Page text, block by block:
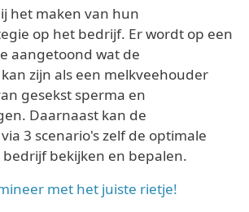
het maken van hun
op het bedrijf. Er wordt op een
aangetoond wat de
zijn als een melkveehouder
gesekst sperma en
Daarnaast kan de
3 scenario's zelf de optimale
bekijken en bepalen.
met het juiste rietje!